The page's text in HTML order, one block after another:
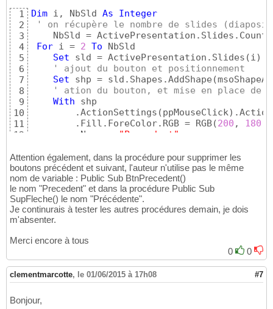
25
26
27
28
        .Fill.ForeColor.RGB = RGB
        .Name =
"Precedent"
End
With
End
Sub
1
2
3
4
5
6
7
8
9
10
11
12
14
15
Dim i, NbSld As
Integer
' on récupère le nombre de slides
    NbSld = ActivePresentation.Slides.Count
For i = 2 To NbSld
Set sld = ActivePresentation.Slides (i)
' ajout du bouton et positionnement
Set shp = sld.Shapes.AddShape (
' ation du bouton, et mise en place de
With shp
        .ActionSettings
(ppMouseClick)
        .Fill.ForeColor.RGB = RGB
(200 , 180
        .Name =
"Precedent"
Next
End Sub
Attention également, dans la procédure pour supprimer les
boutons précédent et suivant, l'auteur n'utilise pas le même
nom de variable : Public Sub BtnPrecedent()
le nom "Precedent" et dans la procédure Public Sub
SupFleche() le nom "Précédente".
Je continurais à tester les autres procédures demain, je dois
m'absenter.
Merci encore à tous
0
0
clementmarcotte, le 01/06/2015 à 17h08 #7
Bonjour,